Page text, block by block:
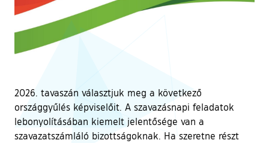
2026. tavaszán választjuk meg a következő
országgyűlés képviselőit. A szavazásnapi feladatok
lebonyolításában kiemelt jelentősége van a
szavazatszámláló bizottságoknak. Ha szeretne részt